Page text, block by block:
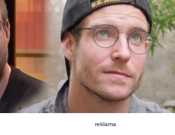
reklama